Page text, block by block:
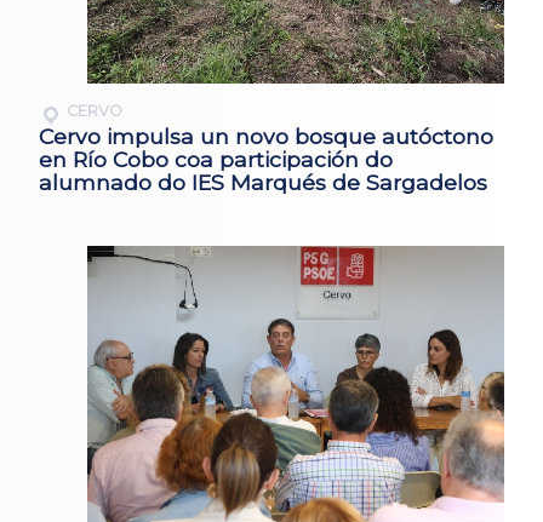
CERVO
Cervo impulsa un novo bosque autóctono
en Río Cobo coa participación do
alumnado do IES Marqués de Sargadelos